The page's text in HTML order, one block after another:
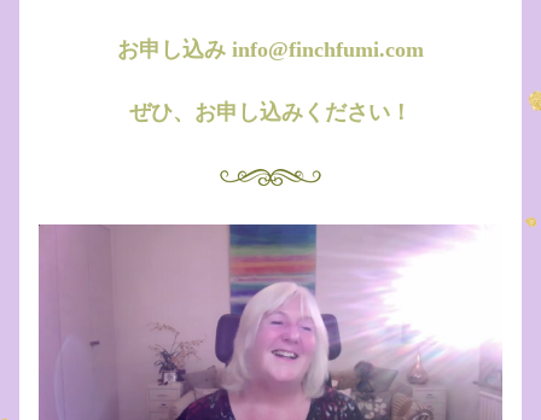
お申し込み info@finchfumi.com
ぜひ、お申し込みください！